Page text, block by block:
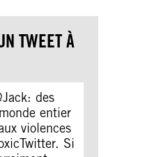
TWEET À
des
entier
violences
Si